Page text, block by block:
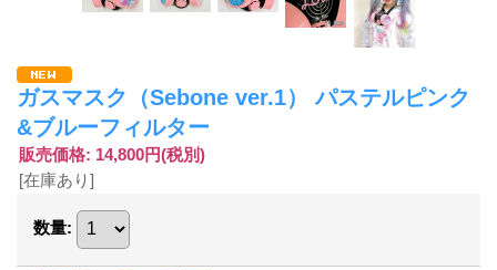
ガスマスク（Sebone ver.1） パステルピンク
&ブルーフィルター
販売価格: 14,800円(税別)
[在庫あり]
数量: